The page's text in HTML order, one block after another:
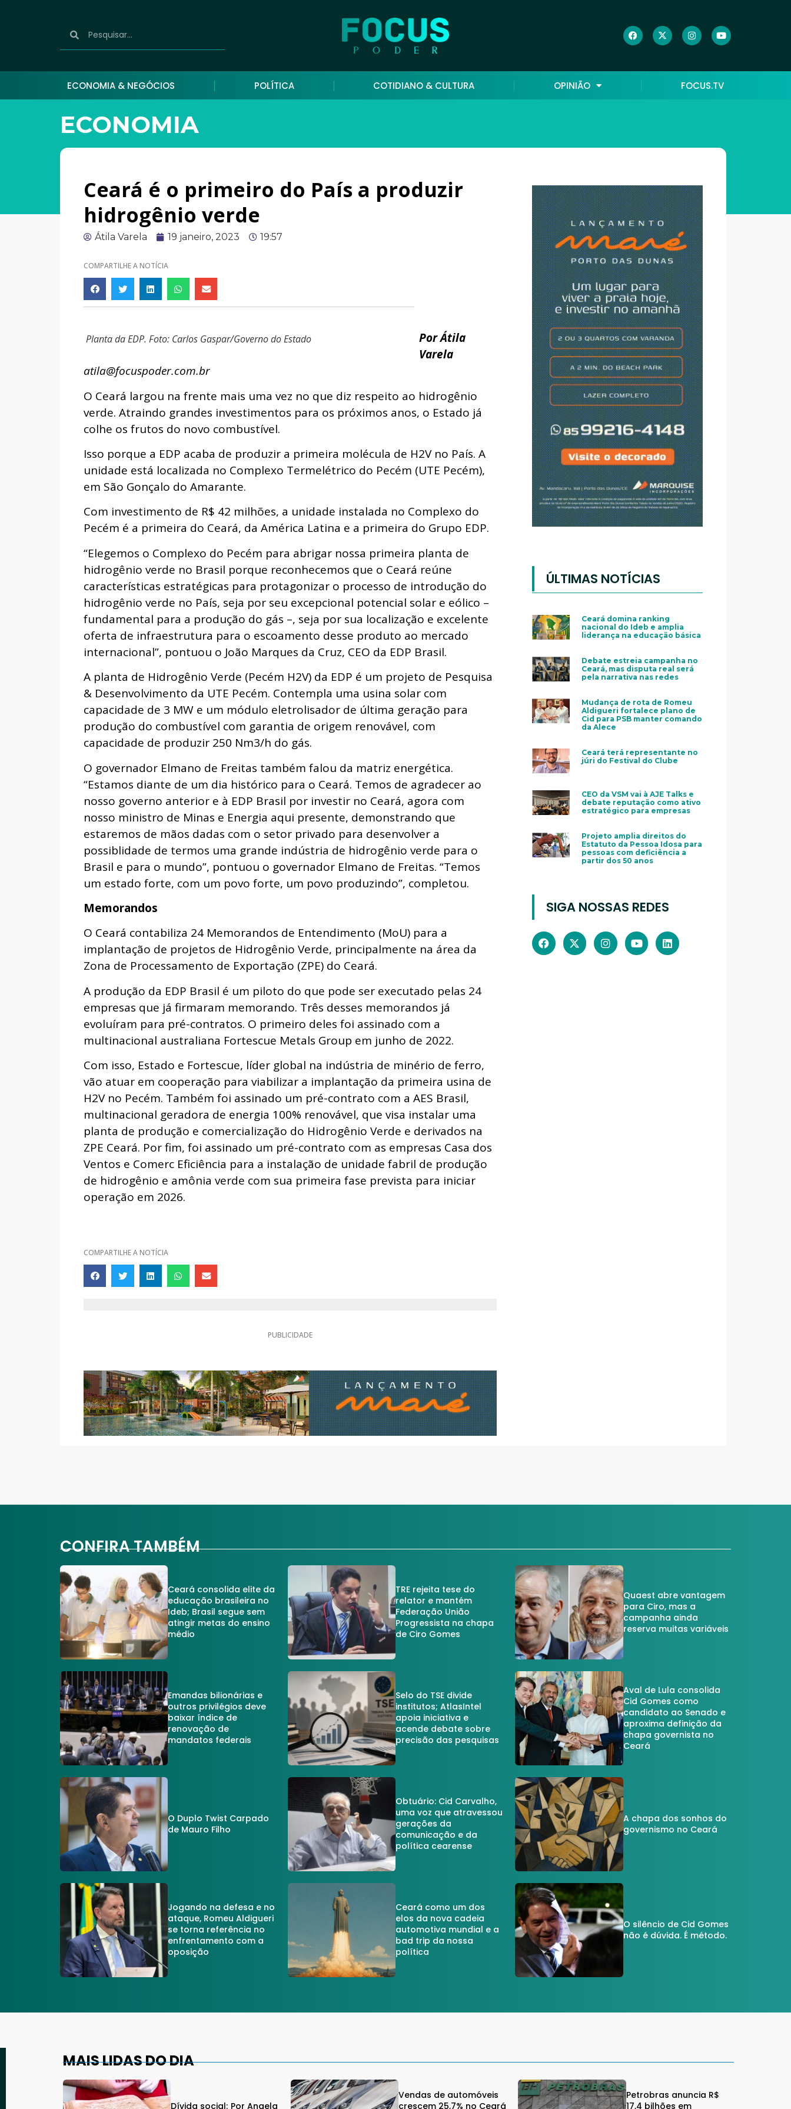
ECONOMIA & NEGÓCIOS POLÍTICA COTIDIANO & CULTURA OPINIÃO FOCUS.TV
ECONOMIA
Ceará é o primeiro do País a produzir
hidrogênio verde
Átila Varela 19 janeiro, 2023 19:57
COMPARTILHE A NOTÍCIA
Planta da EDP. Foto: Carlos Gaspar/Governo do Estado
Por Átila
Varela
atila@focuspoder.com.br
O Ceará largou na frente mais uma vez no que diz respeito ao hidrogênio
verde. Atraindo grandes investimentos para os próximos anos, o Estado já
colhe os frutos do novo combustível.
Isso porque a EDP acaba de produzir a primeira molécula de H2V no País. A
unidade está localizada no Complexo Termelétrico do Pecém (UTE Pecém),
em São Gonçalo do Amarante.
Com investimento de R$ 42 milhões, a unidade instalada no Complexo do
Pecém é a primeira do Ceará, da América Latina e a primeira do Grupo EDP.
“Elegemos o Complexo do Pecém para abrigar nossa primeira planta de
hidrogênio verde no Brasil porque reconhecemos que o Ceará reúne
características estratégicas para protagonizar o processo de introdução do
hidrogênio verde no País, seja por seu excepcional potencial solar e eólico –
fundamental para a produção do gás –, seja por sua localização e excelente
oferta de infraestrutura para o escoamento desse produto ao mercado
internacional”, pontuou o João Marques da Cruz, CEO da EDP Brasil.
A planta de Hidrogênio Verde (Pecém H2V) da EDP é um projeto de Pesquisa
& Desenvolvimento da UTE Pecém. Contempla uma usina solar com
capacidade de 3 MW e um módulo eletrolisador de última geração para
produção do combustível com garantia de origem renovável, com
capacidade de produzir 250 Nm3/h do gás.
O governador Elmano de Freitas também falou da matriz energética.
“Estamos diante de um dia histórico para o Ceará. Temos de agradecer ao
nosso governo anterior e à EDP Brasil por investir no Ceará, agora com
nosso ministro de Minas e Energia aqui presente, demonstrando que
estaremos de mãos dadas com o setor privado para desenvolver a
possiblidade de termos uma grande indústria de hidrogênio verde para o
Brasil e para o mundo”, pontuou o governador Elmano de Freitas. “Temos
um estado forte, com um povo forte, um povo produzindo”, completou.
Memorandos
O Ceará contabiliza 24 Memorandos de Entendimento (MoU) para a
implantação de projetos de Hidrogênio Verde, principalmente na área da
Zona de Processamento de Exportação (ZPE) do Ceará.
A produção da EDP Brasil é um piloto do que pode ser executado pelas 24
empresas que já firmaram memorando. Três desses memorandos já
evoluíram para pré-contratos. O primeiro deles foi assinado com a
multinacional australiana Fortescue Metals Group em junho de 2022.
Com isso, Estado e Fortescue, líder global na indústria de minério de ferro,
vão atuar em cooperação para viabilizar a implantação da primeira usina de
H2V no Pecém. Também foi assinado um pré-contrato com a AES Brasil,
multinacional geradora de energia 100% renovável, que visa instalar uma
planta de produção e comercialização do Hidrogênio Verde e derivados na
ZPE Ceará. Por fim, foi assinado um pré-contrato com as empresas Casa dos
Ventos e Comerc Eficiência para a instalação de unidade fabril de produção
de hidrogênio e amônia verde com sua primeira fase prevista para iniciar
operação em 2026.
COMPARTILHE A NOTÍCIA
PUBLICIDADE
ÚLTIMAS NOTÍCIAS
Ceará domina ranking
nacional do Ideb e amplia
liderança na educação básica
Debate estreia campanha no
Ceará, mas disputa real será
pela narrativa nas redes
Mudança de rota de Romeu
Aldigueri fortalece plano de
Cid para PSB manter comando
da Alece
Ceará terá representante no
júri do Festival do Clube
CEO da VSM vai à AJE Talks e
debate reputação como ativo
estratégico para empresas
Projeto amplia direitos do
Estatuto da Pessoa Idosa para
pessoas com deficiência a
partir dos 50 anos
SIGA NOSSAS REDES
CONFIRA TAMBÉM
Ceará consolida elite da
educação brasileira no
Ideb; Brasil segue sem
atingir metas do ensino
médio
TRE rejeita tese do
relator e mantém
Federação União
Progressista na chapa
de Ciro Gomes
Quaest abre vantagem
para Ciro, mas a
campanha ainda
reserva muitas variáveis
Emandas bilionárias e
outros privilégios deve
baixar índice de
renovação de
mandatos federais
Selo do TSE divide
institutos; AtlasIntel
apoia iniciativa e
acende debate sobre
precisão das pesquisas
Aval de Lula consolida
Cid Gomes como
candidato ao Senado e
aproxima definição da
chapa governista no
Ceará
O Duplo Twist Carpado
de Mauro Filho
Obtuário: Cid Carvalho,
uma voz que atravessou
gerações da
comunicação e da
política cearense
A chapa dos sonhos do
governismo no Ceará
Jogando na defesa e no
ataque, Romeu Aldigueri
se torna referência no
enfrentamento com a
oposição
Ceará como um dos
elos da nova cadeia
automotiva mundial e a
bad trip da nossa
política
O silêncio de Cid Gomes
não é dúvida. É método.
MAIS LIDAS DO DIA
Dívida social; Por Angela
Vendas de automóveis
crescem 25,7% no Ceará
Petrobras anuncia R$
17,4 bilhões em